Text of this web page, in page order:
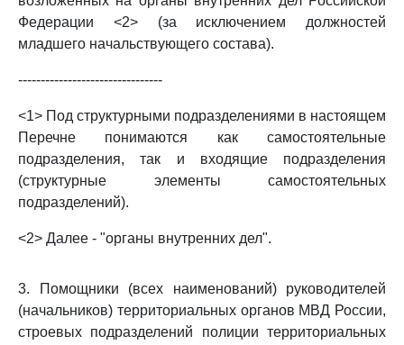
Федерации <2> (за исключением должностей
младшего начальствующего состава).
--------------------------------
<1> Под структурными подразделениями в настоящем
Перечне понимаются как самостоятельные
подразделения, так и входящие подразделения
(структурные элементы самостоятельных
подразделений).
<2> Далее - "органы внутренних дел".
3. Помощники (всех наименований) руководителей
(начальников) территориальных органов МВД России,
строевых подразделений полиции территориальных